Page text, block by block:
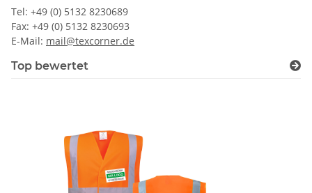
Tel: +49 (0) 5132 8230689
Fax: +49 (0) 5132 8230693
E-Mail: mail@texcorner.de
Top bewertet